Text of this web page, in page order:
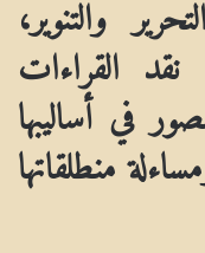
القراءات
في أساليبها
منطلقاتها